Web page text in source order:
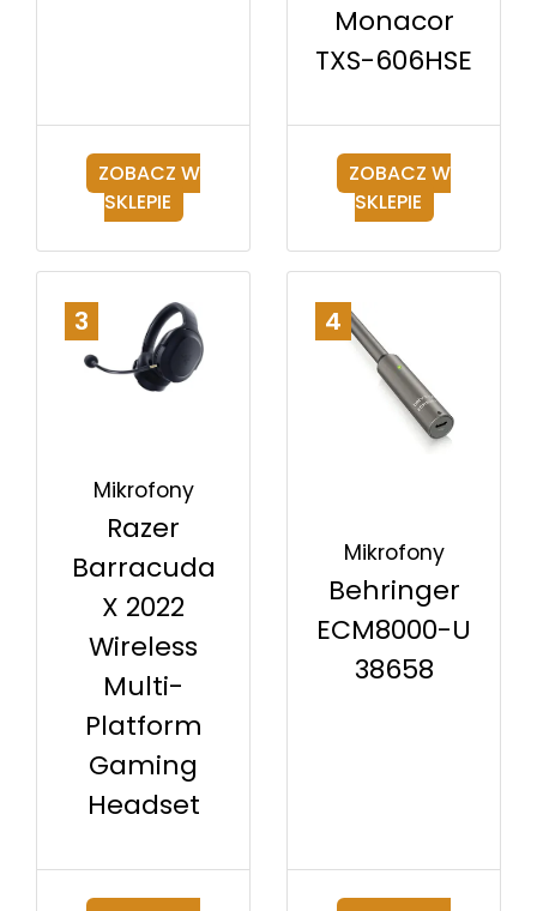
ZOBACZ W
SKLEPIE
Monacor
TXS-606HSE
ZOBACZ W
SKLEPIE
3
Mikrofony
Razer
Barracuda
X 2022
Wireless
Multi-
Platform
Gaming
Headset
4
Mikrofony
Behringer
ECM8000-U
38658